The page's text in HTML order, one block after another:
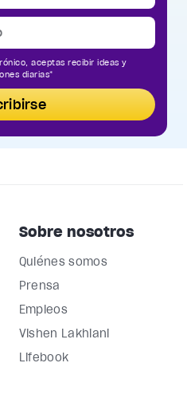
aceptas recibir ideas y
diarias*
Sobre nosotros
Quiénes somos
Prensa
Empleos
Vishen Lakhiani
Lifebook